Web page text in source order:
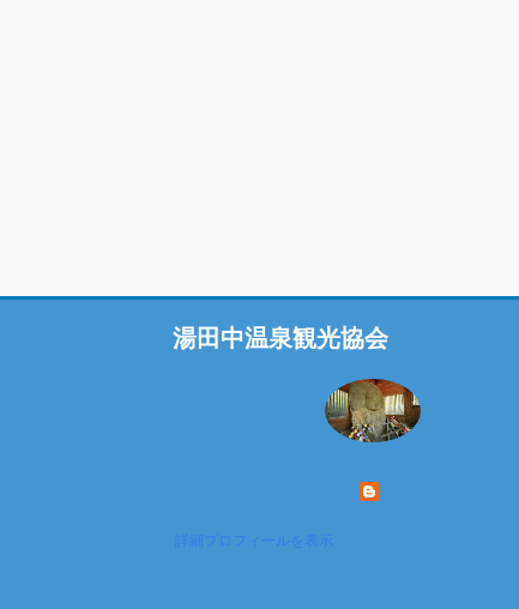
湯田中温泉観光協会
詳細プロフィールを表示